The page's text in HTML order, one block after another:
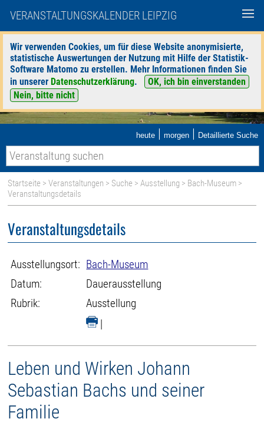
VERANSTALTUNGSKALENDER LEIPZIG
Wir verwenden Cookies, um für diese Website anonymisierte,
statistische Auswertungen der Nutzung mit Hilfe der Statistik-
Software Matomo zu erstellen. Mehr Informationen finden Sie
in unserer Datenschutzerklärung.
OK, ich bin einverstanden
Nein, bitte nicht
heute | morgen | Detaillierte Suche
Startseite >Veranstaltungen > Suche >Ausstellung > Bach-Museum >
Veranstaltungsdetails
Veranstaltungsdetails
Ausstellungsort: Bach-Museum
Datum:
Dauerausstellung
Rubrik:
Ausstellung
|
Leben und Wirken Johann
Sebastian Bachs und seiner
Familie